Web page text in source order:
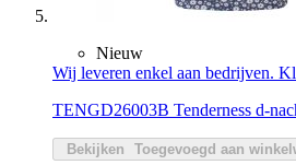
Nieuw
Wij leveren enkel aan bedrijven.
TENGD26003B Tenderness d-
Bekijken Toegevoegd aan